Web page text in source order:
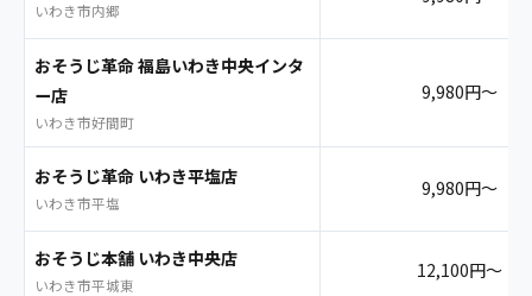
いわき市内郷
おそうじ革命 福島いわき中央インタ
ー店
いわき市好間町
9,980円〜
おそうじ革命 いわき平塩店
いわき市平塩
9,980円〜
おそうじ本舗 いわき中央店
いわき市平城東
12,100円〜